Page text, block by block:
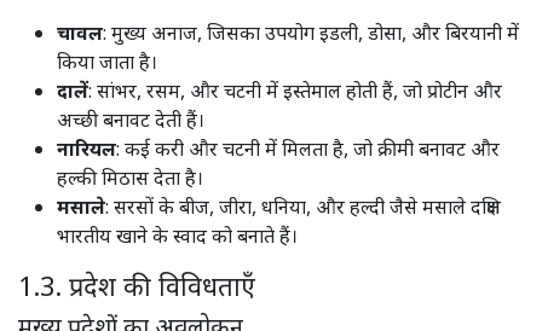
चावल: मुख्य अनाज, जिसका उपयोग इडली, डोसा, और बिरयानी में
किया जाता है।​
दालें: सांभर, रसम, और चटनी में इस्तेमाल होती हैं, जो प्रोटीन और
अच्छी बनावट देती हैं।​
नारियल: कई करी और चटनी में मिलता है, जो क्रीमी बनावट और
हल्की मिठास देता है।​
मसाले: सरसों के बीज, जीरा, धनिया, और हल्दी जैसे मसाले दक्षिण
भारतीय खाने के स्वाद को बनाते हैं।​
1.3. प्रदेश की विविधताएँ